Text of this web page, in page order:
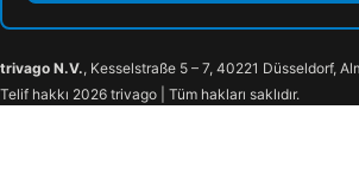
trivago N.V., Kesselstraße 5 – 7, 40221 Düsseldorf,
Telif hakkı 2026 trivago | Tüm hakları saklıdır.